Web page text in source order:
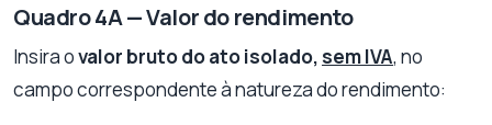
Quadro 4A — Valor do rendimento
Insira ovalor bruto do ato isolado, sem IVA, no
campo correspondente à natureza do rendimento: